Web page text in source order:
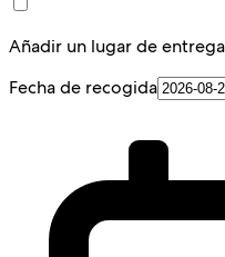
Añadir un lugar de
Fecha de recogida